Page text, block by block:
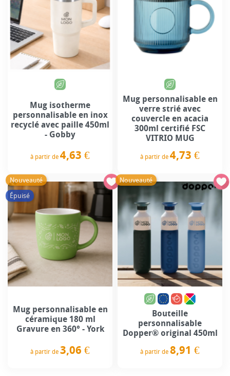
Mug isotherme
personnalisable en inox
recyclé avec paille 450ml
- Gobby
à partir de 4,63 €
Mug personnalisable en
verre strié avec
couvercle en acacia
300ml certifié FSC
VITRIO MUG
à partir de 4,73 €
Nouveauté
Épuisé
Mug personnalisable en
céramique 180 ml
Gravure en 360° - York
à partir de 3,06 €
Nouveauté
Bouteille
personnalisable
Dopper® original 450ml
à partir de 8,91 €